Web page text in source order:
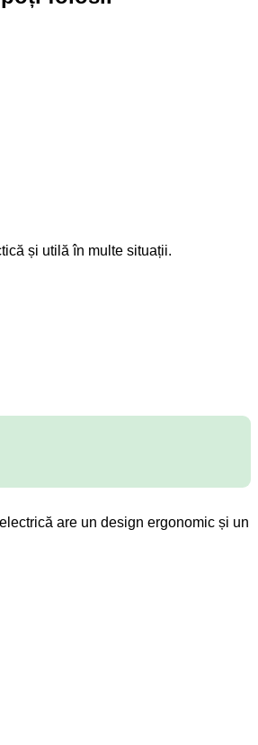
și utilă în multe situații.
are un design ergonomic și un